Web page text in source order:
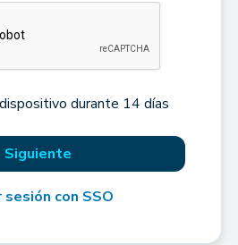
durante 14 días
Siguiente
sesión con SSO